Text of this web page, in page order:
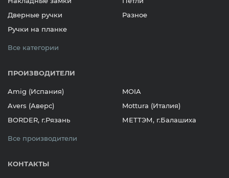
Дверные ручки
Ручки на планке
Разное
Все категории
ПРОИЗВОДИТЕЛИ
Amig (Испания)
Avers (Аверс)
BORDER, г.Рязань
MOIA
Mottura (Италия)
МЕТТЭМ, г.Балашиха
Все производители
КОНТАКТЫ